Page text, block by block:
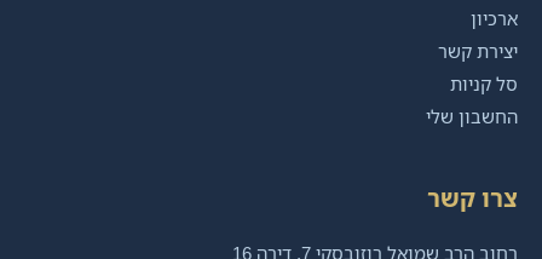
ארכיון
יצירת קשר
סל קניות
החשבון שלי
צרו קשר
רחוב הרב שמואל רוזובסקי 7, דירה 16